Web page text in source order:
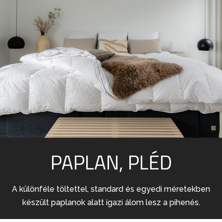
PAPLAN, PLÉD
A különféle töltettel, standard és egyedi méretekben
készült paplanok alatt igazi álom lesz a pihenés.